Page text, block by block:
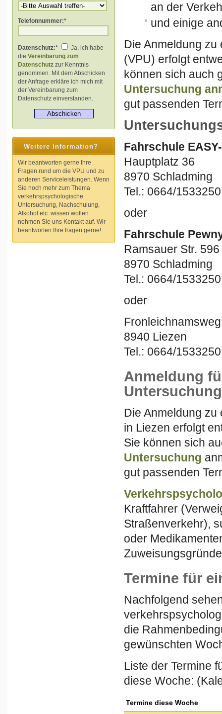
Telefonnummer:*
Datenschutz:*
Ja, ich habe
die Vereinbarung zum
Datenschutz zur Kenntnis
genommen. Mit dem Abschicken
der Anfrage erkläre ich mich mit
der Vereinbarung zum
Datenschutz einverstanden.
Weitere Information?
Wir beantworten gerne Ihre
Fragen rund um die VPU und zu
anderen Serviceleistungen. Wenn
Sie noch mehr zum Thema
verkehrspsychologische
Untersuchung, Nachschulung,
Alkohol etc. wissen wollen
nehmen Sie uns Kontakt auf. Wir
beantworten Ihre fragen gerne!
an der
und einige
Die Anmeldung
(VPU) erfolgt
können sich auch
Untersuchung
gut passenden
Fahrschule
Hauptplatz 36
8970 Schladming
Tel.: 0664/1533250
oder
Fahrschule
Ramsauer Str. 596
8970 Schladming
Tel.: 0664/1533250
oder
8940 Liezen
Tel.: 0664/1533250
Anmeldung
Die Anmeldung
in Liezen erfolgt
Sie können sich
Untersuchung
gut passenden
Kraftfahrer
Straßenverkehr),
oder
Termine für
Nachfolgend
die
gewünschten
Liste der Termine
diese Woche:
Termine diese Woche